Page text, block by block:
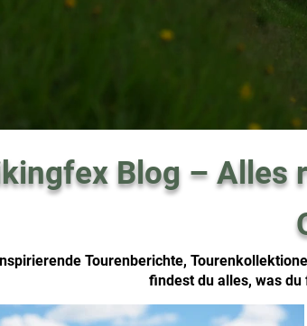
Blog – Alles
Tourenberichte,
findest du alles, was